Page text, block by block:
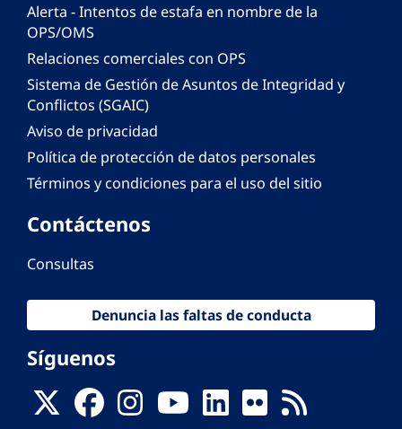
Alerta - Intentos de estafa en nombre de la
OPS/OMS
Relaciones comerciales con OPS
Sistema de Gestión de Asuntos de Integridad y
Conflictos (SGAIC)
Aviso de privacidad
Política de protección de datos personales
Términos y condiciones para el uso del sitio
Contáctenos
Consultas
Denuncia las faltas de conducta
Síguenos